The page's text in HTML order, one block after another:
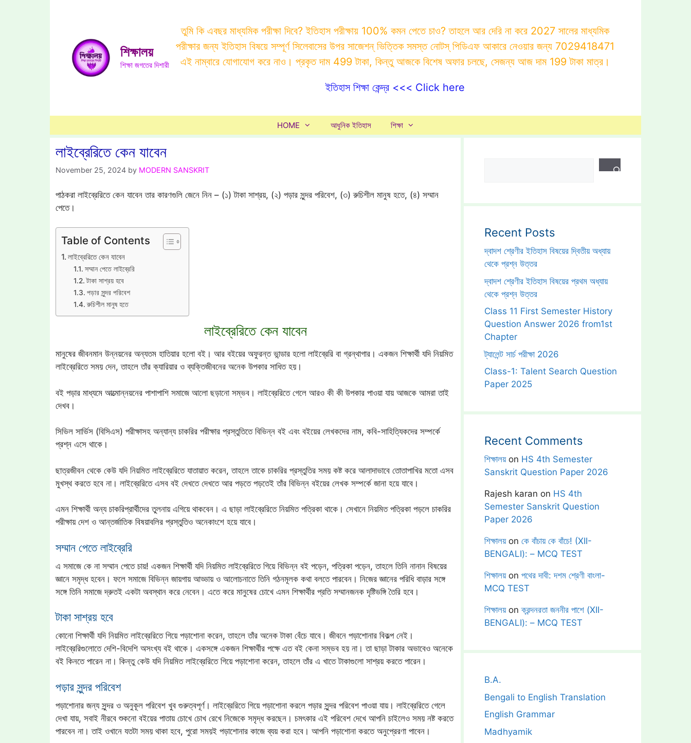
শিক্ষালয়
শিক্ষা জগতের দিশারী
তুমি কি এবছর মাধ্যমিক পরীক্ষা দিবে? ইতিহাস পরীক্ষায় 100% কমন পেতে চাও? তাহলে আর দেরি না করে 2027 সালের মাধ্যমিক
পরীক্ষার জন্য ইতিহাস বিষয়ে সম্পূর্ণ সিলেবাসের উপর সাজেশন্ ভিত্তিক সমস্ত নোটস্ পিডিএফ আকারে নেওয়ার জন্য 7029418471
এই নাম্বারে যোগাযোগ করে নাও। প্রকৃত দাম 499 টাকা, কিন্তু আজকে বিশেষ অফার চলছে, সেজন্য আজ দাম 199 টাকা মাত্র।
ইতিহাস শিক্ষা কেন্দ্র <<< Click here
HOME আধুনিক ইতিহাস শিক্ষা
লাইব্রেরিতে কেন যাবেন
November 25, 2024 by MODERN SANSKRIT
পাঠকরা লাইব্রেরিতে কেন যাবেন তার কারণগুলি জেনে নিন – (১) টাকা সাশ্রয়, (২) পড়ার সুন্দর পরিবেশ, (৩) রুচিশীল মানুষ হতে, (৪) সম্মান
পেতে।
Table of Contents
লাইব্রেরিতে কেন যাবেন
সম্মান পেতে লাইব্রেরি
টাকা সাশ্রয় হবে
পড়ার সুন্দর পরিবেশ
রুচিশীল মানুষ হতে
লাইব্রেরিতে কেন যাবেন
মানুষের জীবনমান উন্নয়নের অন্যতম হাতিয়ার হলো বই। আর বইয়ের অফুরন্ত ভান্ডার হলো লাইব্রেরি বা গ্রন্থাগার। একজন শিক্ষার্থী যদি নিয়মিত
লাইব্রেরিতে সময় দেন, তাহলে তাঁর ক্যারিয়ার ও ব্যক্তিজীবনের অনেক উপকার সাধিত হয়।
বই পড়ার মাধ্যমে আত্মোন্নয়নের পাশাপাশি সমাজে আলো ছড়ানো সম্ভব। লাইব্রেরিতে গেলে আরও কী কী উপকার পাওয়া যায় আজকে আমরা তাই
দেখব।
সিভিল সার্ভিস (বিসিএস) পরীক্ষাসহ অন্যান্য চাকরির পরীক্ষার প্রস্তুতিতে বিভিন্ন বই এবং বইয়ের লেখকদের নাম, কবি-সাহিত্যিকদের সম্পর্কে
প্রশ্ন এসে থাকে।
ছাত্রজীবন থেকে কেউ যদি নিয়মিত লাইব্রেরিতে যাতায়াত করেন, তাহলে তাকে চাকরির প্রস্তুতির সময় কষ্ট করে আলাদাভাবে তোতাপাখির মতো এসব
মুখস্থ করতে হবে না। লাইব্রেরিতে এসব বই দেখতে দেখতে আর পড়তে পড়তেই তাঁর বিভিন্ন বইয়ের লেখক সম্পর্কে জানা হয়ে যাবে।
এমন শিক্ষার্থী অন্য চাকরিপ্রার্থীদের তুলনায় এগিয়ে থাকবেন। এ ছাড়া লাইব্রেরিতে নিয়মিত পত্রিকা থাকে। সেখানে নিয়মিত পত্রিকা পড়লে চাকরির
পরীক্ষায় দেশ ও আন্তর্জাতিক বিষয়াবলির প্রস্তুতিও অনেকাংশে হয়ে যাবে।
সম্মান পেতে লাইব্রেরি
এ সমাজে কে না সম্মান পেতে চায়! একজন শিক্ষার্থী যদি নিয়মিত লাইব্রেরিতে গিয়ে বিভিন্ন বই পড়েন, পত্রিকা পড়েন, তাহলে তিনি নানান বিষয়ের
জ্ঞানে সমৃদ্ধ হবেন। ফলে সমাজে বিভিন্ন জায়গায় আড্ডায় ও আলোচনাতে তিনি গঠনমূলক কথা বলতে পারবেন। নিজের জ্ঞানের পরিধি বাড়ার সঙ্গে
সঙ্গে তিনি সমাজে দ্রুতই একটা অবস্থান করে নেবেন। এতে করে মানুষের চোখে এমন শিক্ষার্থীর প্রতি সম্মানজনক দৃষ্টিভঙ্গি তৈরি হবে।
টাকা সাশ্রয় হবে
কোনো শিক্ষার্থী যদি নিয়মিত লাইব্রেরিতে গিয়ে পড়াশোনা করেন, তাহলে তাঁর অনেক টাকা বেঁচে যাবে। জীবনে পড়াশোনার বিকল্প নেই।
লাইব্রেরিগুলোতে দেশি-বিদেশি অসংখ্য বই থাকে। একসঙ্গে একজন শিক্ষার্থীর পক্ষে এত বই কেনা সম্ভব হয় না। তা ছাড়া টাকার অভাবেও অনেকে
বই কিনতে পারেন না। কিন্তু কেউ যদি নিয়মিত লাইব্রেরিতে গিয়ে পড়াশোনা করেন, তাহলে তাঁর এ খাতে টাকাগুলো সাশ্রয় করতে পারেন।
পড়ার সুন্দর পরিবেশ
পড়াশোনার জন্য সুন্দর ও অনুকূল পরিবেশ খুব গুরুত্বপূর্ণ। লাইব্রেরিতে গিয়ে পড়াশোনা করলে পড়ার সুন্দর পরিবেশ পাওয়া যায়। লাইব্রেরিতে গেলে
দেখা যায়, সবাই নীরবে শুকনো বইয়ের পাতায় চোখে চোখ রেখে নিজেকে সমৃদ্ধ করছেন। চমৎকার এই পরিবেশ দেখে আপনি চাইলেও সময় নষ্ট করতে
পারবেন না। তাই ওখানে যতটা সময় থাকা হবে, পুরো সময়ই পড়াশোনার কাজে ব্যয় করা হবে। আপনি পড়াশোনা করতে অনুপ্রেরণা পাবেন।
Recent Posts
দ্বাদশ শ্রেণীর ইতিহাস বিষয়ের দ্বিতীয় অধ্যায়
থেকে প্রশ্ন উত্তর
দ্বাদশ শ্রেণীর ইতিহাস বিষয়ের প্রথম অধ্যায়
থেকে প্রশ্ন উত্তর
Class 11 First Semester History
Question Answer 2026 from1st
Chapter
ট্যালেন্ট সার্চ পরীক্ষা 2026
Class-1: Talent Search Question
Paper 2025
Recent Comments
শিক্ষালয়on HS 4th Semester
Sanskrit Question Paper 2026
Rajesh karan on HS 4th
Semester Sanskrit Question
Paper 2026
শিক্ষালয়on কে বাঁচায় কে বাঁচে! (XII-
BENGALI): – MCQ TEST
শিক্ষালয়on পথের দাবী: দশম শ্রেণী বাংলা-
MCQ TEST
শিক্ষালয়onক্রন্দনরতা জননীর পাশে (XII-
BENGALI): – MCQ TEST
B.A.
Bengali to English Translation
English Grammar
Madhyamik